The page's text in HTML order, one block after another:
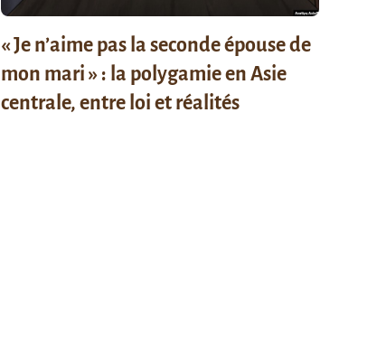
« Je n’aime pas la seconde épouse de
mon mari » : la polygamie en Asie
centrale, entre loi et réalités